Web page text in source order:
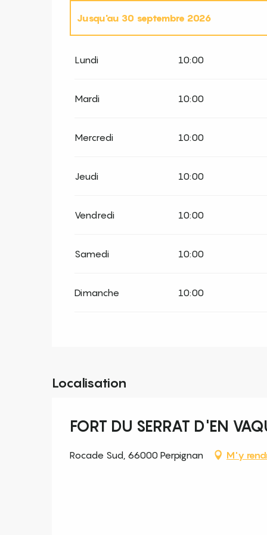
Jusqu'au 30 septembre 2026
Lundi 10:00
Mardi 10:00
Mercredi 10:00
Jeudi 10:00
Vendredi 10:00
Samedi 10:00
Dimanche 10:00
Localisation
FORT DU SERRAT D'EN
Rocade Sud, 66000 Perpignan M'y